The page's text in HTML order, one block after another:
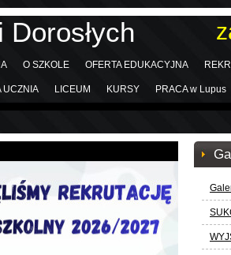
O SZKOLE OFERTA EDUKACYJNA
UCZNIA LICEUM KURSY PRACA w Lupus